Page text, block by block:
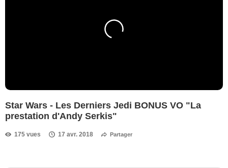
Star Wars - Les Derniers Jedi BONUS VO "La
prestation d'Andy Serkis"
175 vues 17 avr. 2018 Partager